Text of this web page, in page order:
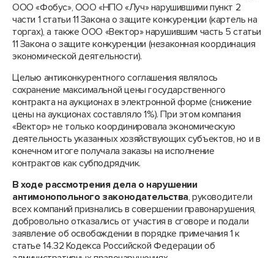
ООО «Фобус», ООО «НПО «Луч» нарушившими пункт 2
части 1 статьи 11 Закона о защите конкуренции (картель на
торгах), а также ООО «Вектор» нарушившим часть 5 статьи
11 Закона о защите конкуренции (незаконная координация
экономической деятельности).
Целью антиконкурентного соглашения являлось
сохранение максимальной цены государственного
контракта на аукционах в электронной форме (снижение
цены на аукционах составляло 1%). При этом компания
«Вектор» не только координировала экономическую
деятельность указанных хозяйствующих субъектов, но и в
конечном итоге получала заказы на исполнение
контрактов как субподрядчик.
В ходе рассмотрения дела о нарушении
антимонопольного законодательства, руководители
всех компаний признались в совершении правонарушения,
добровольно отказались от участия в сговоре и подали
заявление об освобождении в порядке примечания 1 к
статье 14.32 Кодекса Российской Федерации об